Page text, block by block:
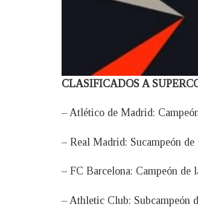
CLASIFICADOS A
– Atlético de Madrid:
– Real Madrid: Sucampeón
– FC Barcelona: Campeón de
– Athletic Club: Subcampeón